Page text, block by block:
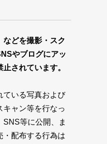
などを撮影・スク
やブログにアッ
されています。
ている写真および
キャン等を行なっ
等に公開、ま
・配布する行為は